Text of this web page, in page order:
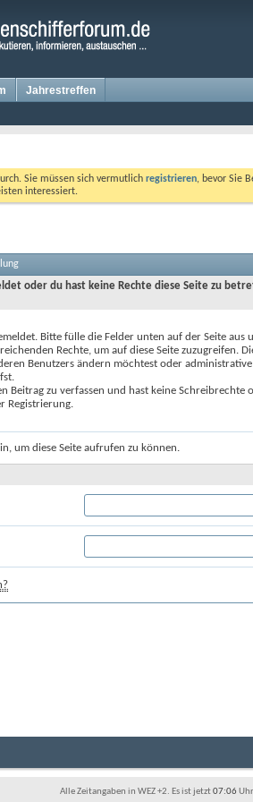
Jahrestreffen
Sie müssen sich vermutlich registrieren, bevor Sie
interessiert.
oder du hast keine Rechte diese Seite zu
Bitte fülle die Felder unten auf der Seite aus
Rechte, um auf diese Seite zuzugreifen.
Benutzers ändern möchtest oder
Beitrag zu verfassen und hast keine Schreibrechte
Registrierung.
um diese Seite aufrufen zu können.
Alle Zeitangaben in WEZ +2. Es ist jetzt07:06